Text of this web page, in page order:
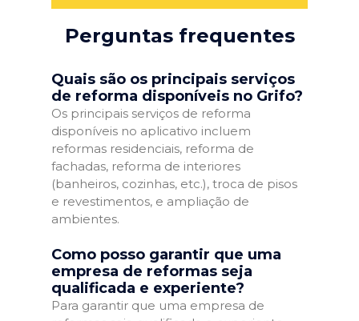
Perguntas frequentes
Quais são os principais serviços
de reforma disponíveis no Grifo?
Os principais serviços de reforma
disponíveis no aplicativo incluem
reformas residenciais, reforma de
fachadas, reforma de interiores
(banheiros, cozinhas, etc.), troca de pisos
e revestimentos, e ampliação de
ambientes.
Como posso garantir que uma
empresa de reformas seja
qualificada e experiente?
Para garantir que uma empresa de